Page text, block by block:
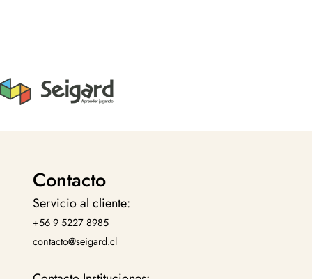
Contacto
Servicio al cliente:
+56 9 5227 8985
contacto@seigard.cl